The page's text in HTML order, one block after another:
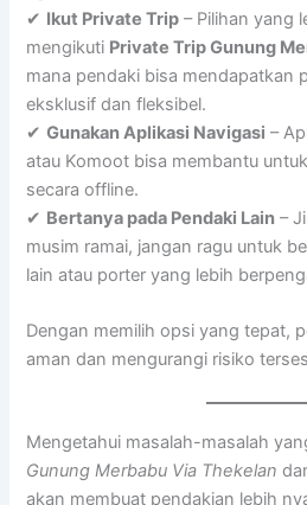
✔ Ikut Private Trip – Pilihan yang
mengikuti Private Trip Gunung
mana pendaki bisa mendapatkan
eksklusif dan fleksibel.
✔Gunakan Aplikasi Navigasi –
atau Komoot bisa membantu
secara offline.
✔ Bertanya pada Pendaki Lain –
musim ramai, jangan ragu untuk
lain atau porter yang lebih
Dengan memilih opsi yang tepat,
aman dan mengurangi risiko
Mengetahui masalah-masalah
Gunung Merbabu Via Thekelan
akan membuat pendakian lebih